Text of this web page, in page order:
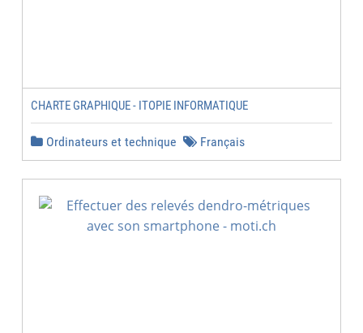
CHARTE GRAPHIQUE - ITOPIE INFORMATIQUE
Ordinateurs et technique Français